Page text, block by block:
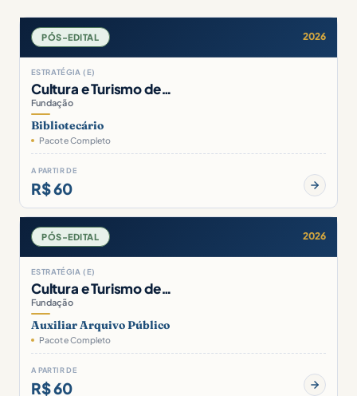
PÓS-EDITAL 2026
ESTRATÉGIA (E)
Cultura e Turismo de…
Fundação
Bibliotecário
Pacote Completo
A PARTIR DE
R$ 60
PÓS-EDITAL 2026
ESTRATÉGIA (E)
Cultura e Turismo de…
Fundação
Auxiliar Arquivo Público
Pacote Completo
A PARTIR DE
R$ 60